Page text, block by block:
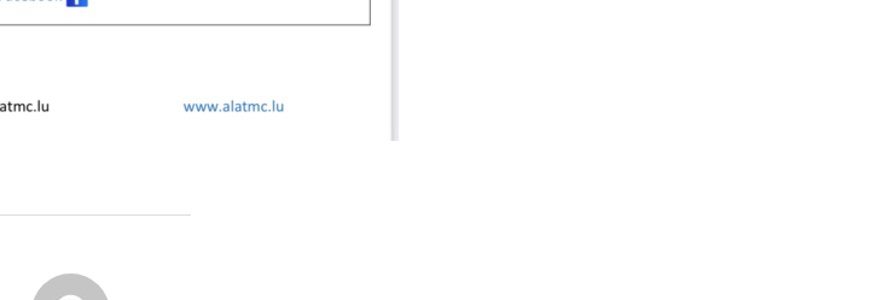
BEITRAGSAUTOR